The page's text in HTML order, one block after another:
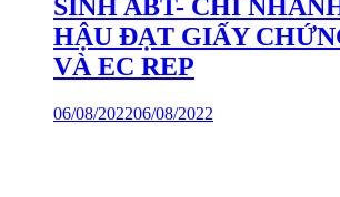
SINH ABT- CHI
HẬU ĐẠT GIẤY
VÀ EC REP
06/08/202206/08/2022